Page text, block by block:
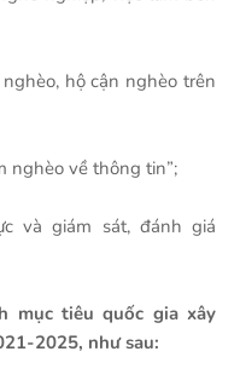
hộ cận nghèo trên
nghèo về thông tin”;
và giám sát, đánh giá
mục tiêu quốc gia xây
2025, như sau: